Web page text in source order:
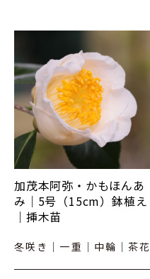
加茂本阿弥・かもほんあ
み｜5号（15cm）鉢植え
｜挿木苗
冬咲き｜一重｜中輪｜茶花